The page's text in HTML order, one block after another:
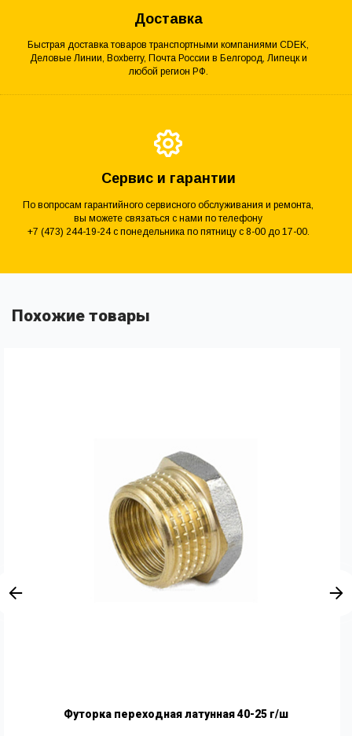
Доставка
Быстрая доставка товаров транспортными компаниями CDEK,
Деловые Линии, Boxberry, Почта России в Белгород, Липецк и
любой регион РФ.
Сервис и гарантии
По вопросам гарантийного сервисного обслуживания и ремонта,
вы можете связаться с нами по телефону
+7 (473) 244-19-24 с понедельника по пятницу с 8-00 до 17-00.
Похожие товары
Футорка переходная латунная 40-25 г/ш